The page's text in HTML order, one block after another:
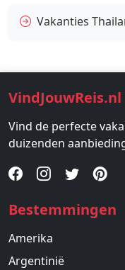
Vakanties
VindJouwReis.nl
Vind de perfecte
duizenden
Bestemmingen
Amerika
Argentinië